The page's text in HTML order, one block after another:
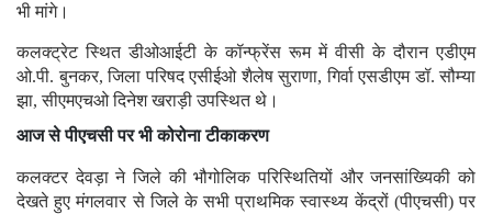
भी मांगे।
कलक्ट्रेट स्थित डीओआईटी के कॉन्फ्रेंस रूम में वीसी के दौरान एडीएम
ओ.पी. बुनकर, जिला परिषद एसीईओ शैलेष सुराणा, गिर्वा एसडीएम डॉ. सौम्या
झा, सीएमएचओ दिनेश खराड़ी उपस्थित थे।
आज से पीएचसी पर भी कोरोना टीकाकरण
कलक्टर देवड़ा ने जिले की भौगोलिक परिस्थितियों और जनसांख्यिकी को
देखते हुए मंगलवार से जिले के सभी प्राथमिक स्वास्थ्य केंद्रों (पीएचसी) पर